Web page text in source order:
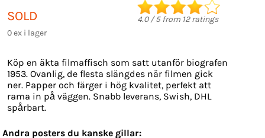
SOLD
0 ex i lager
4.0/5from 12ratings
Köp en äkta filmaffisch som satt utanför biografen
1953. Ovanlig, de flesta slängdes när filmen gick
ner. Papper och färger i hög kvalitet, perfekt att
rama in på väggen. Snabb leverans, Swish, DHL
spårbart.
Andra posters du kanske gillar: